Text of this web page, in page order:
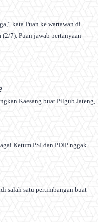
kata Puan ke wartawan di
(2/7). Puan jawab pertanyaan
Kaesang buat Pilgub Jateng,
Ketum PSI dan PDIP nggak
salah satu pertimbangan buat